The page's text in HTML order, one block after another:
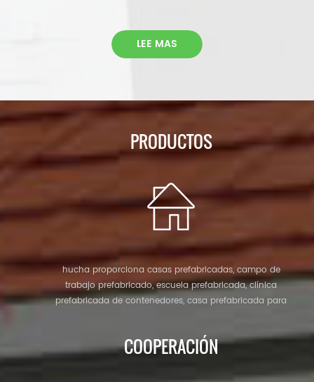
inodoros portátiles para la escuela; inodoros portátiles
para el complejo turístico. para inodoros portátiles, se
LEE MAS
PRODUCTOS
hucha proporciona casas prefabricadas, campo de
trabajo prefabricado, escuela prefabricada, clínica
prefabricada de contenedores, casa prefabricada para
plegable, casa contenedor plana, casa contenedor
contenedores, cafetería contenedor, edificios de
COOPERACIÓN